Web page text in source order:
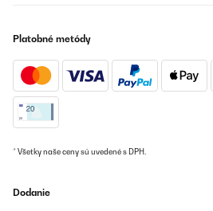
Platobné metódy
* Všetky naše ceny sú uvedené s DPH.
Dodanie